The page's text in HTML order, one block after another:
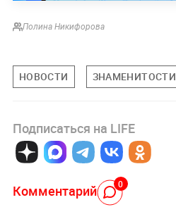
Полина Никифорова
НОВОСТИ ЗНАМЕНИТОСТИ
Подписаться на LIFE
Комментарий 0